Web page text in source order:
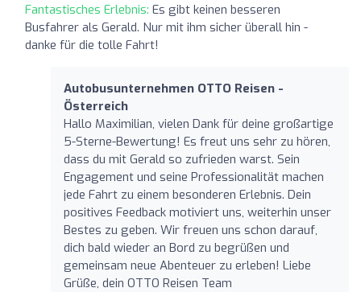
Fantastisches Erlebnis: Es gibt keinen besseren
Busfahrer als Gerald. Nur mit ihm sicher überall hin -
danke für die tolle Fahrt!
Autobusunternehmen OTTO Reisen -
Österreich
Hallo Maximilian, vielen Dank für deine großartige
5-Sterne-Bewertung! Es freut uns sehr zu hören,
dass du mit Gerald so zufrieden warst. Sein
Engagement und seine Professionalität machen
jede Fahrt zu einem besonderen Erlebnis. Dein
positives Feedback motiviert uns, weiterhin unser
Bestes zu geben. Wir freuen uns schon darauf,
dich bald wieder an Bord zu begrüßen und
gemeinsam neue Abenteuer zu erleben! Liebe
Grüße, dein OTTO Reisen Team